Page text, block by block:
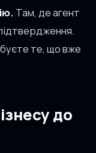
Там, де агент
те, що вже
до